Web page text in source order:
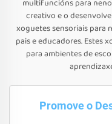
multifuncións para
creativo e o
xoguetes sensoriais para
pais e educadores. Estes
para ambientes de
Promove o